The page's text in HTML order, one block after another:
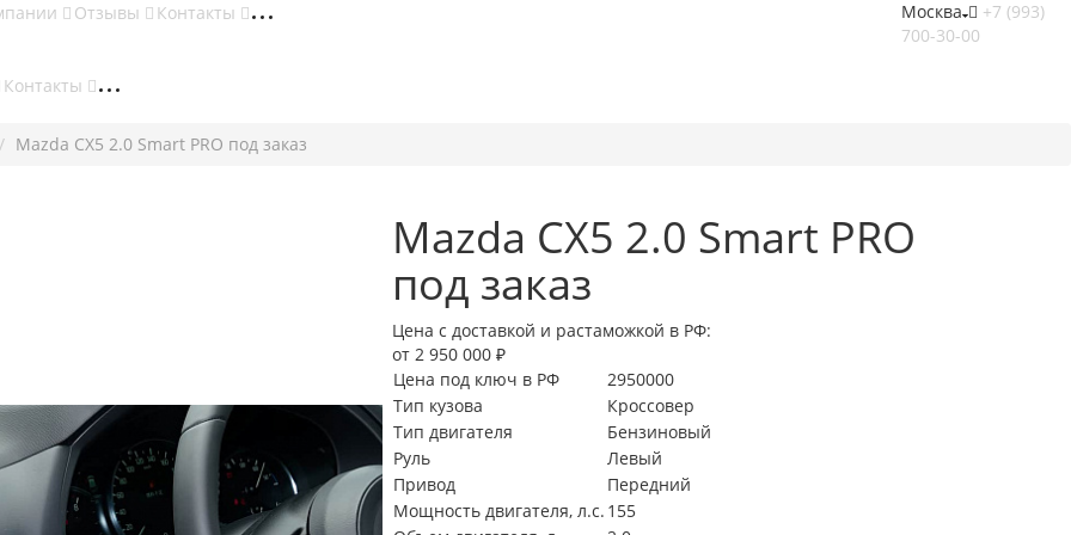
Москва
+7 (993)
700-30-00
Отзывы Контакты
Контакты
Mazda CX5 2.0 Smart PRO под заказ
Mazda CX5 2.0 Smart PRO
под заказ
Цена с доставкой и растаможкой в РФ:
от 2 950 000 ₽
Цена под ключ в РФ
2950000
Тип кузова
Кроссовер
Тип двигателя
Бензиновый
Руль
Левый
Привод
Передний
Мощность двигателя, л.с. 155